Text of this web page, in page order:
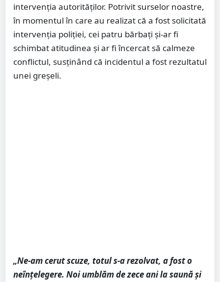
intervenția autorităților. Potrivit surselor noastre,
în momentul în care au realizat că a fost solicitată
intervenția poliției, cei patru bărbați și-ar fi
schimbat atitudinea și ar fi încercat să calmeze
conflictul, susținând că incidentul a fost rezultatul
unei greșeli.
„Ne-am cerut scuze, totul s-a rezolvat, a fost o
neînțelegere. Noi umblăm de zece ani la saună și